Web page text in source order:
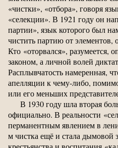
«чистки», «отбора», говоря
«селекции». В 1921 году он
партии», язык которого был
чистить партию от
Кто «оторвался», разумеется,
законом, а личной волей
Расплывчатость намеренная,
апелляции к чему-либо,
или его меньших
В 1930 году шла вторая
официально. В реальности
перманентным явлением в
м чистка ещё и стала дымовой